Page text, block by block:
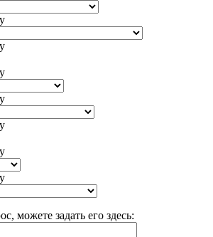
можете задать его здесь: